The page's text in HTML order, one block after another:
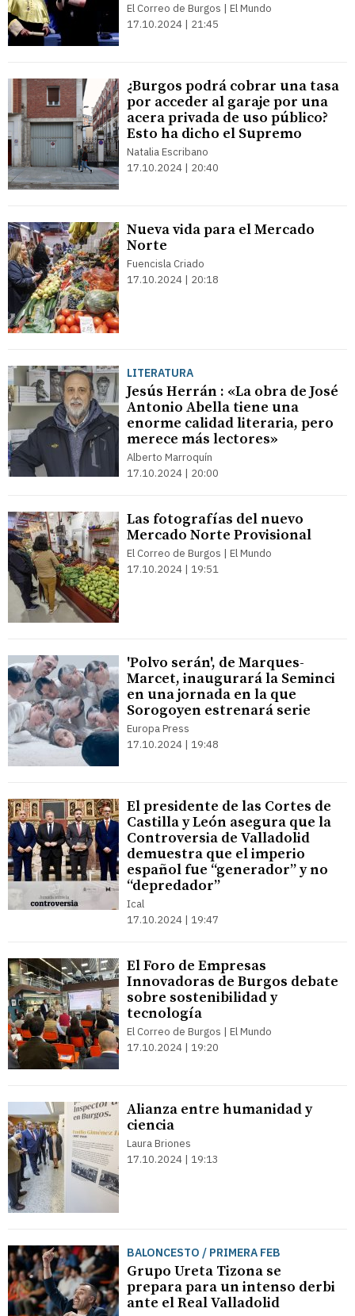
El Correo de Burgos | El Mundo
17.10.2024 | 21:45
¿Burgos podrá cobrar una tasa
por acceder al garaje por una
acera privada de uso público?
Esto ha dicho el Supremo
Natalia Escribano
17.10.2024 | 20:40
Nueva vida para el Mercado
Norte
Fuencisla Criado
17.10.2024 | 20:18
LITERATURA
Jesús Herrán : «La obra de José
Antonio Abella tiene una
enorme calidad literaria, pero
merece más lectores»
Alberto Marroquín
17.10.2024 | 20:00
Las fotografías del nuevo
Mercado Norte Provisional
El Correo de Burgos | El Mundo
17.10.2024 | 19:51
'Polvo serán', de Marques-
Marcet, inaugurará la Seminci
en una jornada en la que
Sorogoyen estrenará serie
Europa Press
17.10.2024 | 19:48
El presidente de las Cortes de
Castilla y León asegura que la
Controversia de Valladolid
demuestra que el imperio
español fue “generador” y no
“depredador”
Ical
17.10.2024 | 19:47
El Foro de Empresas
Innovadoras de Burgos debate
sobre sostenibilidad y
tecnología
El Correo de Burgos | El Mundo
17.10.2024 | 19:20
Alianza entre humanidad y
ciencia
Laura Briones
17.10.2024 | 19:13
BALONCESTO / PRIMERA FEB
Grupo Ureta Tizona se
prepara para un intenso derbi
ante el Real Valladolid